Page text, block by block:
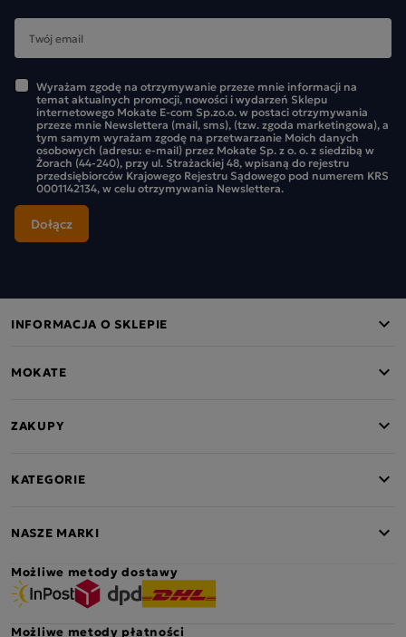
Wyrażam zgodę na otrzymywanie przeze mnie informacji na
temat aktualnych promocji, nowości i wydarzeń Sklepu
internetowego Mokate E-com Sp.zo.o. w postaci otrzymywania
przeze mnie Newslettera (mail, sms), (tzw. zgoda marketingowa), a
tym samym wyrażam zgodę na przetwarzanie Moich danych
osobowych (adresu: e-mail) przez Mokate Sp. z o. o. z siedzibą w
Żorach (44-240), przy ul. Strażackiej 48, wpisaną do rejestru
przedsiębiorców Krajowego Rejestru Sądowego pod numerem KRS
0001142134, w celu otrzymywania Newslettera.
INFORMACJA O SKLEPIE
MOKATE
ZAKUPY
KATEGORIE
NASZE MARKI
Możliwe metody dostawy
Możliwe metody płatności